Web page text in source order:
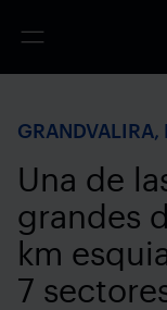
contenido
Open
GRANDVALIRA,
Una de
grandes
km
7